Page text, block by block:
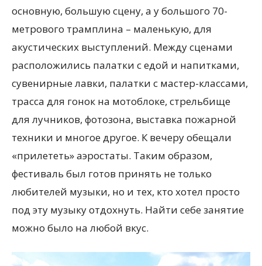
основную, большую сцену, а у большого 70-
метрового трамплина – маленькую, для
акустических выступлений. Между сценами
расположились палатки с едой и напитками,
сувенирные лавки, палатки с мастер-классами,
трасса для гонок на мотоблоке, стрельбище
для лучников, фотозона, выставка пожарной
техники и многое другое. К вечеру обещали
«прилететь» аэростаты. Таким образом,
фестиваль был готов принять не только
любителей музыки, но и тех, кто хотел просто
под эту музыку отдохнуть. Найти себе занятие
можно было на любой вкус.